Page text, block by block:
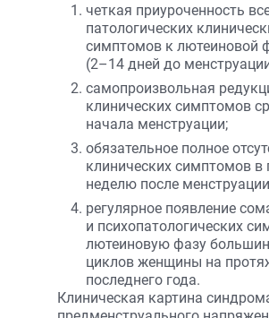
четкая приуроченность
патологических
симптомов к лютеиновой
(2–14 дней до
самопроизвольная
клинических симптомов
начала менструации;
обязательное полное
клинических симптомов в
неделю после
регулярное появление
и психопатологических
лютеиновую фазу
циклов женщины на
последнего года.
Клиническая картина